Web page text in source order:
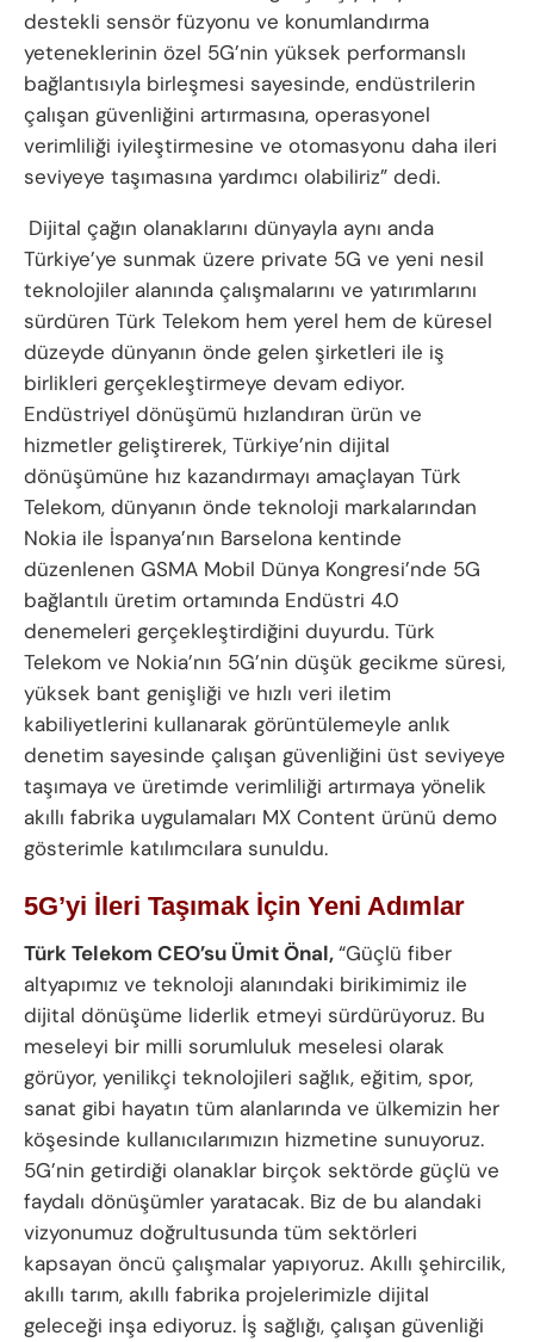
destekli sensör füzyonu ve konumlandırma
yeteneklerinin özel 5G’nin yüksek performanslı
bağlantısıyla birleşmesi sayesinde, endüstrilerin
çalışan güvenliğini artırmasına, operasyonel
verimliliği iyileştirmesine ve otomasyonu daha ileri
seviyeye taşımasına yardımcı olabiliriz” dedi.
Dijital çağın olanaklarını dünyayla aynı anda
Türkiye’ye sunmak üzere private 5G ve yeni nesil
teknolojiler alanında çalışmalarını ve yatırımlarını
sürdüren Türk Telekom hem yerel hem de küresel
düzeyde dünyanın önde gelen şirketleri ile iş
birlikleri gerçekleştirmeye devam ediyor.
Endüstriyel dönüşümü hızlandıran ürün ve
hizmetler geliştirerek, Türkiye’nin dijital
dönüşümüne hız kazandırmayı amaçlayan Türk
Telekom, dünyanın önde teknoloji markalarından
Nokia ile İspanya’nın Barselona kentinde
düzenlenen GSMA Mobil Dünya Kongresi’nde 5G
bağlantılı üretim ortamında Endüstri 4.0
denemeleri gerçekleştirdiğini duyurdu. Türk
Telekom ve Nokia’nın 5G’nin düşük gecikme süresi,
yüksek bant genişliği ve hızlı veri iletim
kabiliyetlerini kullanarak görüntülemeyle anlık
denetim sayesinde çalışan güvenliğini üst seviyeye
taşımaya ve üretimde verimliliği artırmaya yönelik
akıllı fabrika uygulamaları MX Content ürünü demo
gösterimle katılımcılara sunuldu.
5G’yi İleri Taşımak İçin Yeni Adımlar
Türk Telekom CEO’su Ümit Önal,“Güçlü fiber
altyapımız ve teknoloji alanındaki birikimimiz ile
dijital dönüşüme liderlik etmeyi sürdürüyoruz. Bu
meseleyi bir milli sorumluluk meselesi olarak
görüyor, yenilikçi teknolojileri sağlık, eğitim, spor,
sanat gibi hayatın tüm alanlarında ve ülkemizin her
köşesinde kullanıcılarımızın hizmetine sunuyoruz.
5G’nin getirdiği olanaklar birçok sektörde güçlü ve
faydalı dönüşümler yaratacak. Biz de bu alandaki
vizyonumuz doğrultusunda tüm sektörleri
kapsayan öncü çalışmalar yapıyoruz. Akıllı şehircilik,
akıllı tarım, akıllı fabrika projelerimizle dijital
geleceği inşa ediyoruz. İş sağlığı, çalışan güvenliği